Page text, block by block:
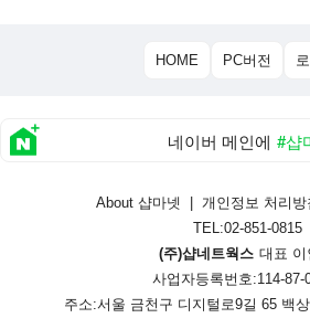
HOME PC버전
네이버 메인에 #샵
About 샵마넷 개인정보 처리방
TEL:02-851-0815
(주)샵네트웍스 대표 이
사업자등록번호:114-87-
주소:서울 금천구 디지털로9길 65 백